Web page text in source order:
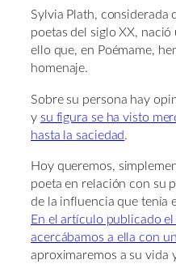
Sylvia Plath, considerada
poetas del siglo XX,
ello que, en Poémame,
homenaje.
Sobre su persona hay
y su figura se ha visto
hasta la saciedad.
Hoy queremos,
poeta en relación con su
de la influencia que tenía
En el artículo publicado
acercábamos a ella con
aproximaremos a su vida